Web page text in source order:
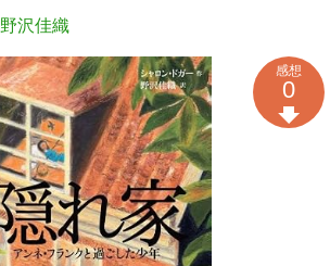
野沢佳織
感想
0